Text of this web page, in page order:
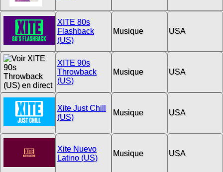
XITE 80s
Flashback
(US)
Musique USA
XITE 90s
Throwback
(US)
Musique USA
Xite Just Chill
(US)
Musique USA
Xite Nuevo
Latino (US)
Musique USA